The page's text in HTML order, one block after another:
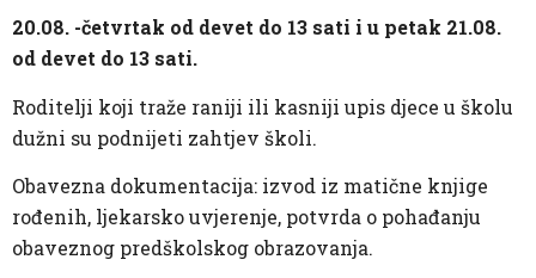
20.08. -četvrtak od devet do 13 sati i u petak 21.08.
od devet do 13 sati.
Roditelji koji traže raniji ili kasniji upis djece u školu
dužni su podnijeti zahtjev školi.
Obavezna dokumentacija: izvod iz matične knjige
rođenih, ljekarsko uvjerenje, potvrda o pohađanju
obaveznog predškolskog obrazovanja.